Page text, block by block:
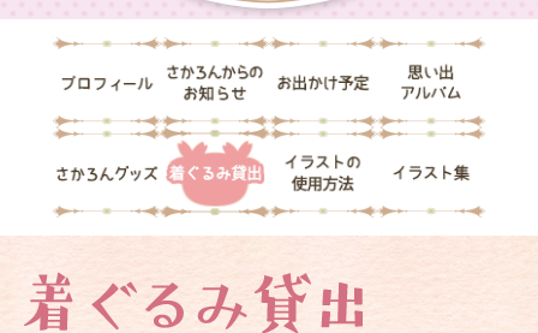
プ
フ
ィ
ー
ル
さ
か
ん
か
ら
の
お
知
お
出
か
け
予
定
思
ア
ル
さ
ろ
ん
ズ
着
ぐ
る
み
イ
ラ
ト
用
方
法
イ
ト
本
文
着
ぐ
る